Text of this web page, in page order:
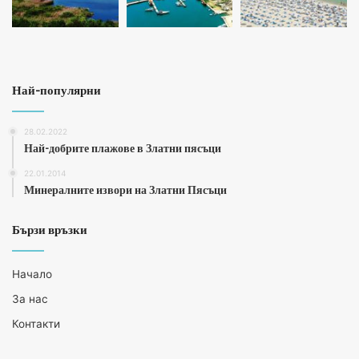
Най-популярни
28.02.2022
Най-добрите плажове в Златни пясъци
22.01.2014
Минералните извори на Златни Пясъци
Бързи връзки
Начало
За нас
Контакти